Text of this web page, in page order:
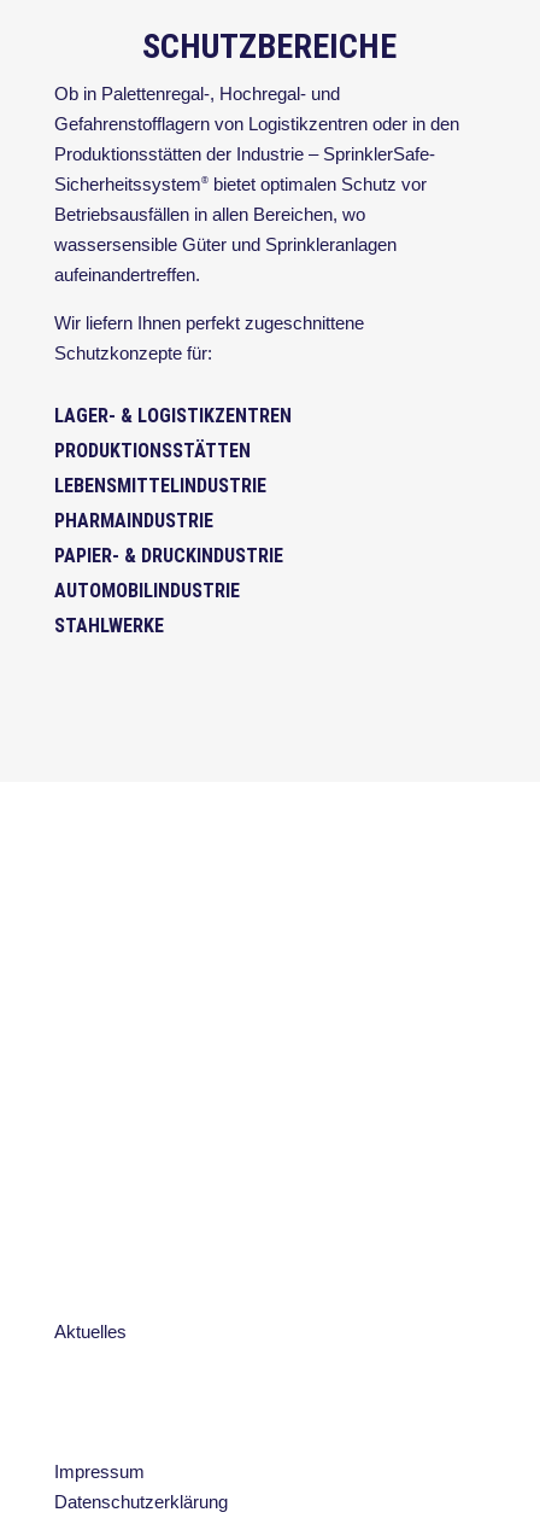
SCHUTZBEREICHE
Ob in Palettenregal-, Hochregal- und
Gefahrenstofflagern von Logistikzentren oder in den
Produktionsstätten der Industrie – SprinklerSafe-
Sicherheitssystem®bietet optimalen Schutz vor
Betriebsausfällen in allen Bereichen, wo
wassersensible Güter und Sprinkleranlagen
aufeinandertreffen.
Wir liefern Ihnen perfekt zugeschnittene
Schutzkonzepte für:
LAGER- & LOGISTIKZENTREN
PRODUKTIONSSTÄTTEN
LEBENSMITTELINDUSTRIE
PHARMAINDUSTRIE
PAPIER- & DRUCKINDUSTRIE
AUTOMOBILINDUSTRIE
STAHLWERKE
Aktuelles
Impressum
Datenschutzerklärung